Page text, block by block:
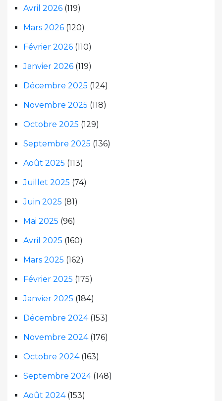
Avril 2026 (119)
Mars 2026 (120)
Février 2026 (110)
Janvier 2026 (119)
Décembre 2025 (124)
Novembre 2025 (118)
Octobre 2025 (129)
Septembre 2025 (136)
Août 2025 (113)
Juillet 2025 (74)
Juin 2025 (81)
Mai 2025 (96)
Avril 2025 (160)
Mars 2025 (162)
Février 2025 (175)
Janvier 2025 (184)
Décembre 2024(153)
Novembre 2024(176)
Octobre 2024(163)
Septembre 2024(148)
Août 2024(153)